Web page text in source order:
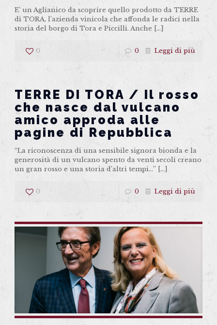
E’ un Aglianico da scoprire quello prodotto da TERRE
di TORA, l’azienda vinicola che affonda le radici nella
storia del borgo di Tora e Piccilli. Anche […]
0 0 Leggi di più
TERRE DI TORA / Il rosso
che nasce dal vulcano
amico approda alle
pagine di Repubblica
“La riconoscenza di una sensibile signora bionda e la
generosità di un vulcano spento da venti secoli creano
un gran rosso e una storia d’altri tempi…” […]
0 0 Leggi di più